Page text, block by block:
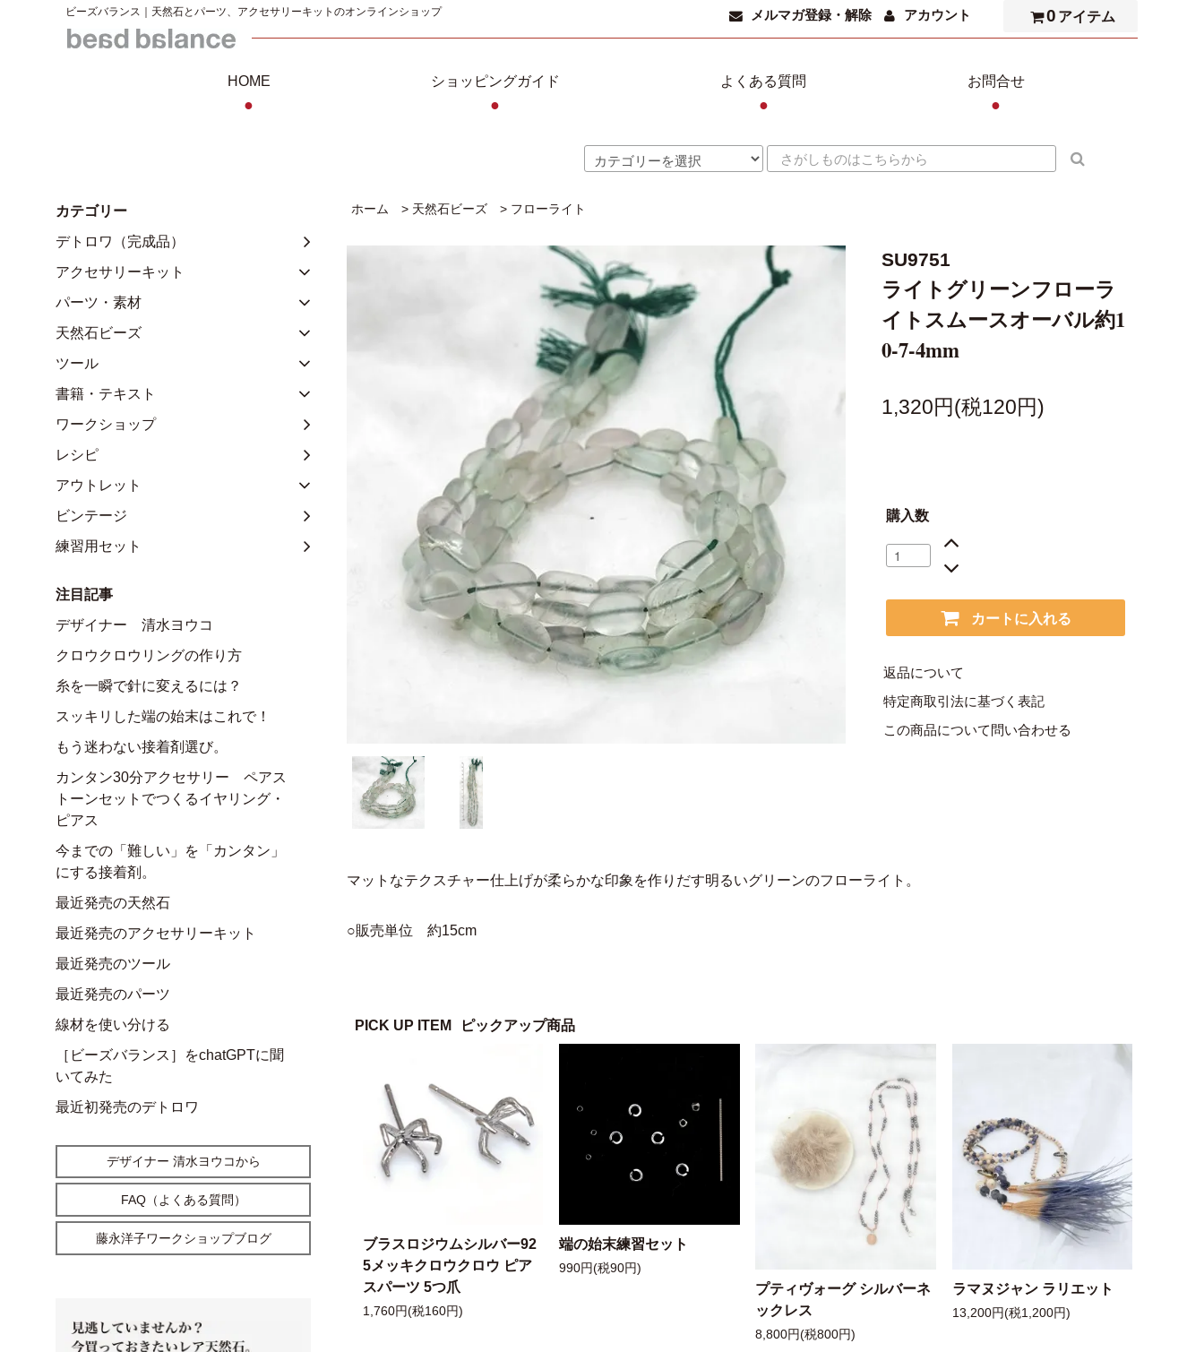
ビーズバランス｜天然石とパーツ、アクセサリーキットのオンラインショップ メルマガ登録・解除 アカウント 0 アイテム
HOME
●
ショッピングガイド
●
よくある質問
●
お問合せ
●
ホーム > 天然石ビーズ > フローライト
SU9751
ライトグリーンフローラ
イトスムースオーバル約1
0-7-4mm
1,320円(税120円)
購入数
カートに入れる
返品について
特定商取引法に基づく表記
この商品について問い合わせる
マットなテクスチャー仕上げが柔らかな印象を作りだす明るいグリーンのフローライト。
○販売単位 約15cm
PICK UP ITEM ピックアップ商品
ブラスロジウムシルバー92
5メッキクロウクロウ ピア
スパーツ 5つ爪
1,760円(税160円)
端の始末練習セット
990円(税90円)
プティヴォーグ シルバーネ
ックレス
8,800円(税800円)
ラマヌジャン ラリエット
13,200円(税1,200円)
カテゴリー
デトロワ（完成品）
アクセサリーキット
パーツ・素材
天然石ビーズ
ツール
書籍・テキスト
ワークショップ
レシピ
アウトレット
ビンテージ
練習用セット
注目記事
デザイナー 清水ヨウコ
クロウクロウリングの作り方
糸を一瞬で針に変えるには？
スッキリした端の始末はこれで！
もう迷わない接着剤選び。
カンタン30分アクセサリー ペアス
トーンセットでつくるイヤリング・
ピアス
今までの「難しい」を「カンタン」
にする接着剤。
最近発売の天然石
最近発売のアクセサリーキット
最近発売のツール
最近発売のパーツ
線材を使い分ける
［ビーズバランス］をchatGPTに聞
いてみた
最近初発売のデトロワ
デザイナー 清水ヨウコから
FAQ（よくある質問）
藤永洋子ワークショップブログ